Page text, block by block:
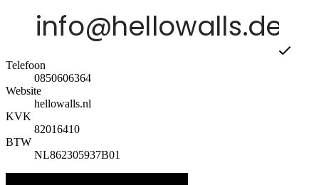
Telefoon
0850606364
Website
hellowalls.nl
KVK
82016410
BTW
NL862305937B01